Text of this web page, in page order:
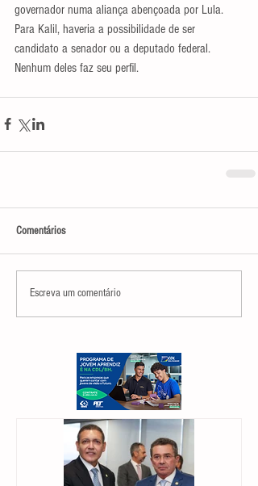
governador numa aliança abençoada por Lula.
Para Kalil, haveria a possibilidade de ser
candidato a senador ou a deputado federal.
Nenhum deles faz seu perfil.
Comentários
Escreva um comentário